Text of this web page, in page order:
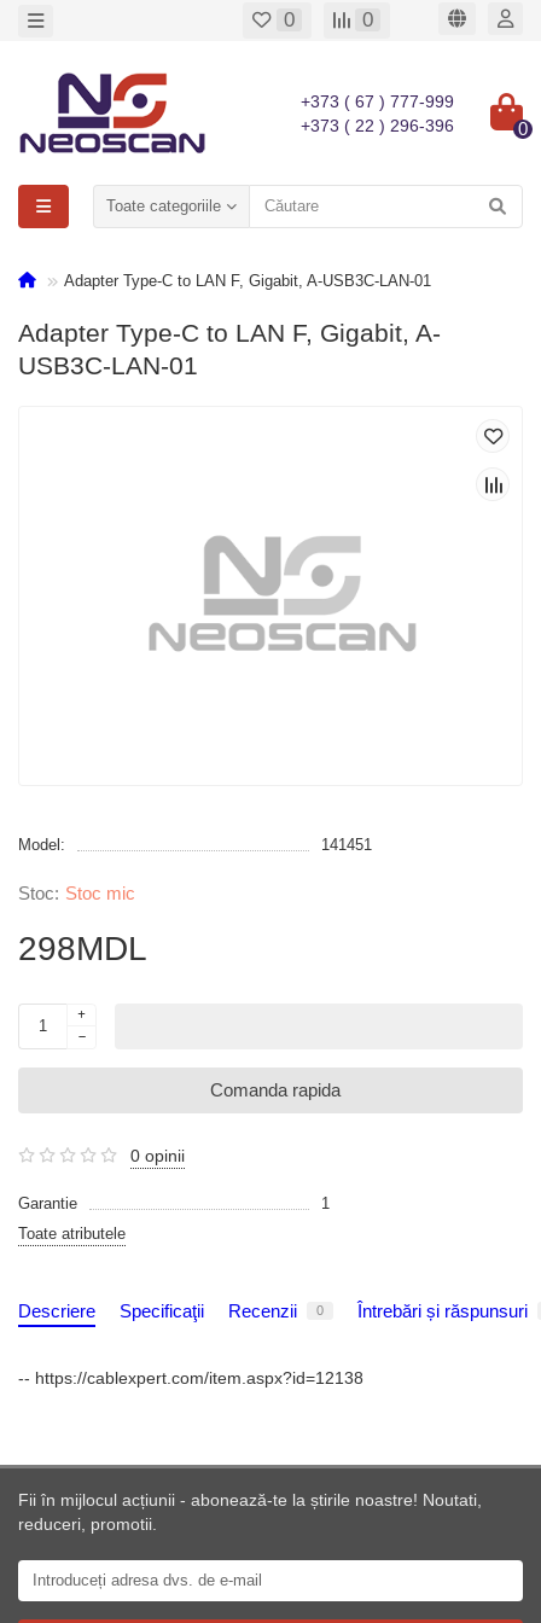
0 0
+373 ( 67 ) 777-999
+373 ( 22 ) 296-396
0
Toate categoriile
Adapter Type-C to LAN F, Gigabit, A-USB3C-LAN-01
Adapter Type-C to LAN F, Gigabit, A-
USB3C-LAN-01
Model: 141451
Stoc mic
298MDL
Comanda rapida
0 opinii
Garantie
1
Toate atributele
Descriere Specificaţii Recenzii 0 Întrebări și răspunsuri
-- https://cablexpert.com/item.aspx?id=12138
Fii în mijlocul acțiunii - abonează-te la știrile noastre! Noutati,
reduceri, promotii.